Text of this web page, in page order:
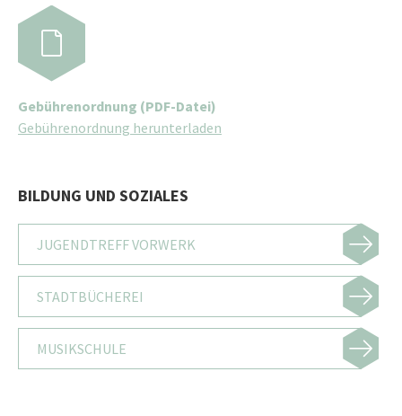
Gebührenordnung (PDF-Datei)
Gebührenordnung herunterladen
BILDUNG UND SOZIALES
JUGENDTREFF VORWERK
STADTBÜCHEREI
MUSIKSCHULE